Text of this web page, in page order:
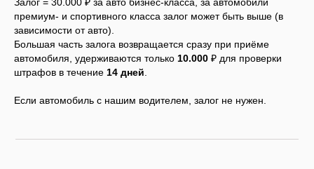
премиум- и спортивного класса залог может быть выше (в
зависимости от авто).
Большая часть залога возвращается сразу при приёме
автомобиля, удерживаются только 10.000 ₽ для проверки
штрафов в течение 14 дней
Если автомобиль с нашим водителем, залог не нужен.